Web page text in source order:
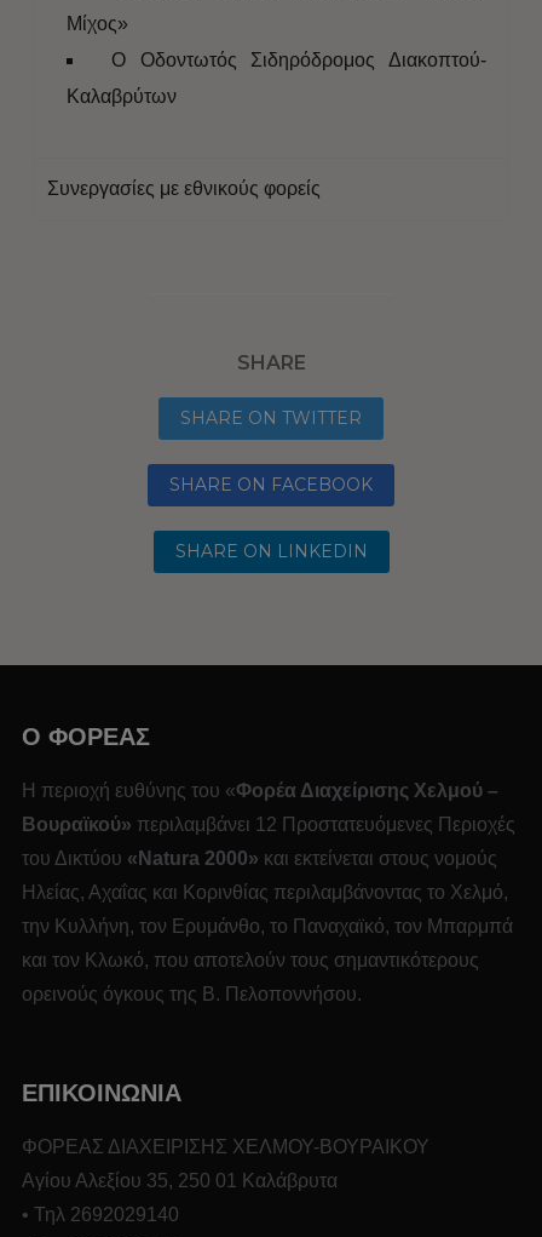
Μίχος»
Ο Οδοντωτός Σιδηρόδρομος Διακοπτού-
Καλαβρύτων
Συνεργασίες με εθνικούς φορείς
SHARE
SHARE ON TWITTER
SHARE ON FACEBOOK
SHARE ON LINKEDIN
O ΦΟΡΕΑΣ
Η περιοχή ευθύνης του «Φορέα Διαχείρισης Χελμού –
Βουραϊκού» περιλαμβάνει 12 Προστατευόμενες Περιοχές
του Δικτύου « Natura2000» και εκτείνεται στους νομούς
Ηλείας, Αχαΐας και Κορινθίας περιλαμβάνοντας το Χελμό,
την Κυλλήνη, τον Ερυμάνθο, το Παναχαϊκό, τον Μπαρμπά
και τον Κλωκό, που αποτελούν τους σημαντικότερους
ορεινούς όγκους της Β. Πελοποννήσου.
ΕΠΙΚΟΙΝΩΝΙΑ
ΦΟΡΕΑΣ ΔΙΑΧΕΙΡΙΣΗΣ ΧΕΛΜΟΥ-ΒΟΥΡΑΙΚΟΥ
Αγίου Αλεξίου 35, 250 01 Καλάβρυτα
• Τηλ 2692029140